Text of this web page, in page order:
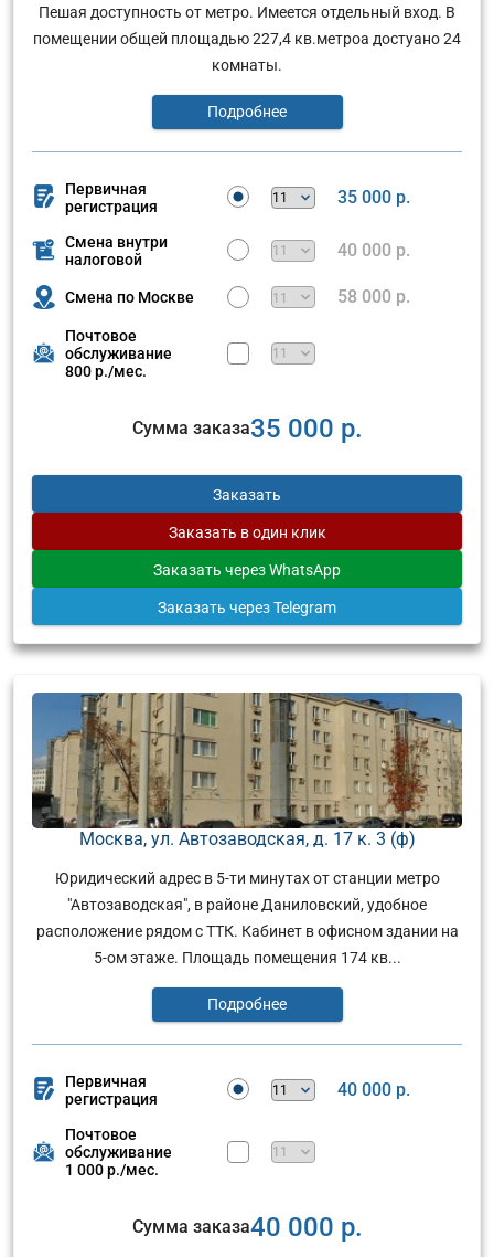
Пешая доступность от метро. Имеется отдельный вход. В
помещении общей площадью 227,4 кв.метроа достуано 24
комнаты.
Подробнее
Первичная
регистрация
35 000 р.
Смена внутри
налоговой
40 000 р.
Смена по Москве 58 000 р.
Почтовое
обслуживание
800 р./мес.
Сумма заказа35 000 р.
Заказать
Заказать в один клик
Заказать через WhatsApp
Заказать через Telegram
Москва, ул. Автозаводская, д. 17 к. 3 (ф)
Юридический адрес в 5-ти минутах от станции метро
"Автозаводская", в районе Даниловский, удобное
расположение рядом с ТТК. Кабинет в офисном здании на
5-ом этаже. Площадь помещения 174 кв...
Подробнее
Первичная
регистрация
40 000 р.
Почтовое
обслуживание
1 000 р./мес.
Сумма заказа40 000 р.